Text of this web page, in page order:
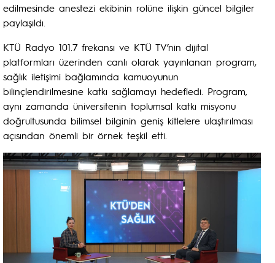
edilmesinde anestezi ekibinin rolüne ilişkin güncel bilgiler
paylaşıldı.
KTÜ Radyo 101.7 frekansı ve KTÜ TV’nin dijital
platformları üzerinden canlı olarak yayınlanan program,
sağlık iletişimi bağlamında kamuoyunun
bilinçlendirilmesine katkı sağlamayı hedefledi. Program,
aynı zamanda üniversitenin toplumsal katkı misyonu
doğrultusunda bilimsel bilginin geniş kitlelere ulaştırılması
açısından önemli bir örnek teşkil etti.